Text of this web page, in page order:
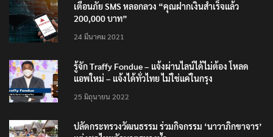
เตือนภัย SMS หลอกลวง “คุณฝากเงินสำเร็จแล้ว
200,000 บาท”
24 มีนาคม 2021
รู้จัก Traffy Fondue – แจ้งผ่านไลน์ได้ไม่ต้อง โหลด
แอพใหม่ – แจ้งได้ทั่วไทย ไม่ใช่แค่ในกรุง
25 มิถุนายน 2022
ปลัดกระทรวงวัฒนธรรม ร่วมกิจกรรม ‘นาวาภิกขาจาร’